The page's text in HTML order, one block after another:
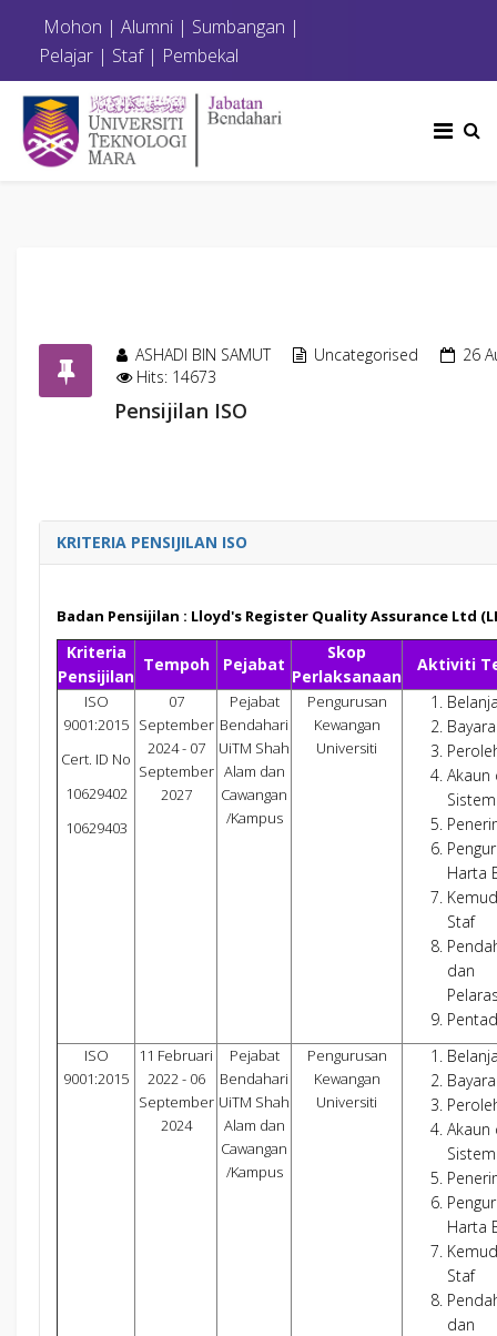
Mohon | Alumni | Sumbangan |
Pelajar | Staf| Pembekal
ASHADI BIN SAMUT Uncategorised
26
Hits: 14673
Pensijilan ISO
KRITERIA PENSIJILAN ISO
Badan Pensijilan : Lloyd's Register Quality Assurance Ltd
Kriteria
Pensijilan
Tempoh Pejabat
Skop
Perlaksanaan
Aktiviti
ISO
9001:2015
Cert. ID No
10629402
10629403
07
September
2024 - 07
September
2027
Pejabat
Bendahari
UiTM Shah
Alam dan
Cawangan
/Kampus
Pengurusan
Kewangan
Universiti
Akaun
Sistem
Harta
Staf
dan
ISO
9001:2015
11 Februari
2022 - 06
September
2024
Pejabat
Bendahari
UiTM Shah
Alam dan
Cawangan
/Kampus
Pengurusan
Kewangan
Universiti
Akaun
Sistem
Harta
Staf
dan